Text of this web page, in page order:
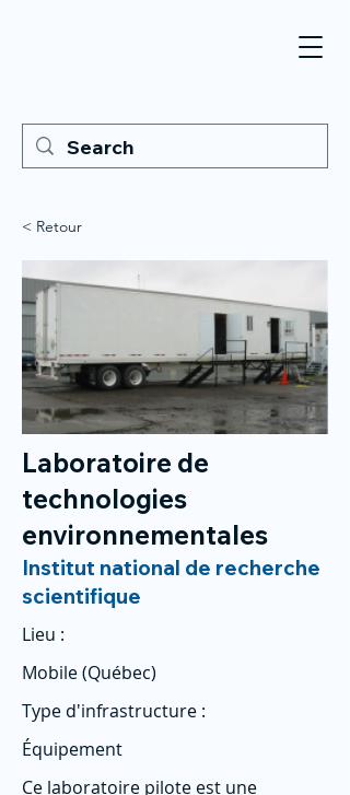
< Retour
Laboratoire de
technologies
environnementales
Institut national de recherche
scientifique
Lieu :
Mobile (Québec)
Type d'infrastructure :
Équipement
Ce laboratoire pilote est une